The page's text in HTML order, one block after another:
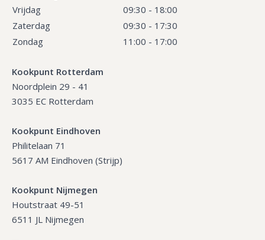
Vrijdag
09:30 - 18:00
Zaterdag
09:30 - 17:30
Zondag
11:00 - 17:00
Kookpunt Rotterdam
Noordplein 29 - 41
3035 EC Rotterdam
Kookpunt Eindhoven
Philitelaan 71
5617 AM Eindhoven (Strijp)
Kookpunt Nijmegen
Houtstraat 49-51
6511 JL Nijmegen